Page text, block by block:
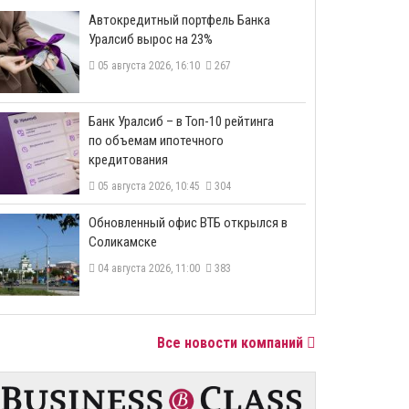
ООО «ПермьСтандарт» ИНН 5906171822
​Автокредитный портфель Банка
Уралсиб вырос на 23%
05 августа 2026, 16:10 267
​Банк Уралсиб – в Топ-10 рейтинга
по объемам ипотечного
кредитования
05 августа 2026, 10:45 304
​Обновленный офис ВТБ открылся в
Соликамске
04 августа 2026, 11:00 383
Все новости компаний